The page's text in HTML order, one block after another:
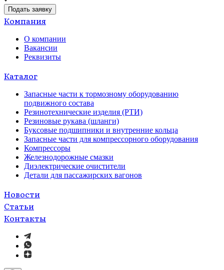
Подать заявку
Компания
О компании
Вакансии
Реквизиты
Каталог
Запасные части к тормозному оборудованию
подвижного состава
Резинотехнические изделия (РТИ)
Резиновые рукава (шланги)
Буксовые подшипники и внутренние кольца
Запасные части для компрессорного оборудования
Компрессоры
Железнодорожные смазки
Диэлектрические очистители
Детали для пассажирских вагонов
Новости
Статьи
Контакты